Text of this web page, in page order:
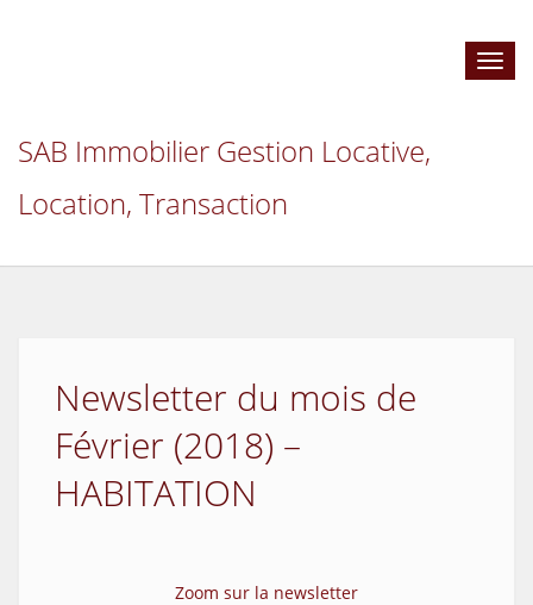
SAB Immobilier Gestion Locative,
Location, Transaction
Newsletter du mois de
Février (2018) –
HABITATION
Zoom sur la newsletter